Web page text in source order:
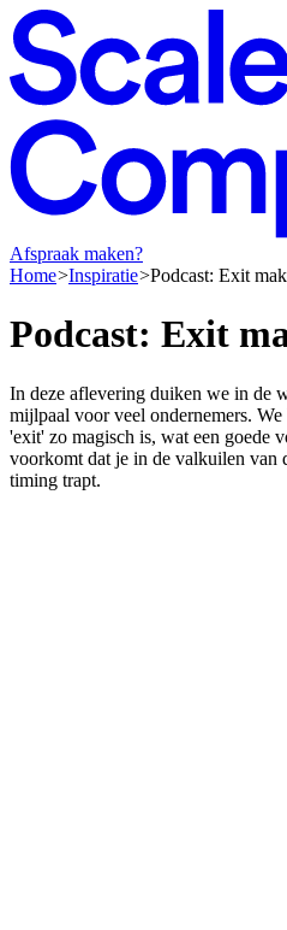
Afspraak maken?
Home Inspiratie Podcast: Exit
Podcast: Exit
In deze aflevering duiken we in de
mijlpaal voor veel ondernemers.
'exit' zo magisch is, wat een goede
voorkomt dat je in de valkuilen van
timing trapt.